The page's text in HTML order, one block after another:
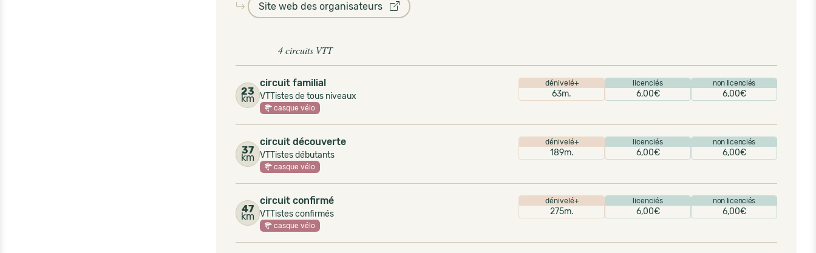
Site web des organisateurs
4 circuits VTT
23
km
circuit familial
VTTistes de tous niveaux
dénivelé+
63m.
licenciés
6,00€
non licenciés
6,00€
casque vélo
37
km
circuit découverte
VTTistes débutants
dénivelé+
189m.
licenciés
6,00€
non licenciés
6,00€
casque vélo
47
km
circuit confirmé
VTTistes confirmés
dénivelé+
275m.
licenciés
6,00€
non licenciés
6,00€
casque vélo